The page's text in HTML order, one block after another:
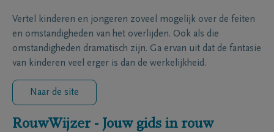
Vertel kinderen en jongeren zoveel mogelijk over de feiten
en omstandigheden van het overlijden. Ook als die
omstandigheden dramatisch zijn. Ga ervan uit dat de fantasie
van kinderen veel erger is dan de werkelijkheid.
Naar de site
RouwWijzer - Jouw gids in rouw